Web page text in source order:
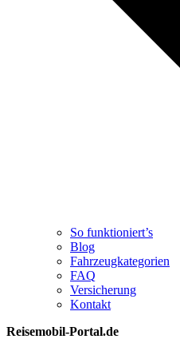
So funktioniert’s
Blog
Fahrzeugkategorien
FAQ
Versicherung
Kontakt
Reisemobil-Portal.de